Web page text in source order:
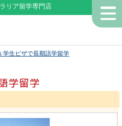
リア留学専門店
学生ビザで長期語学留学
学留学